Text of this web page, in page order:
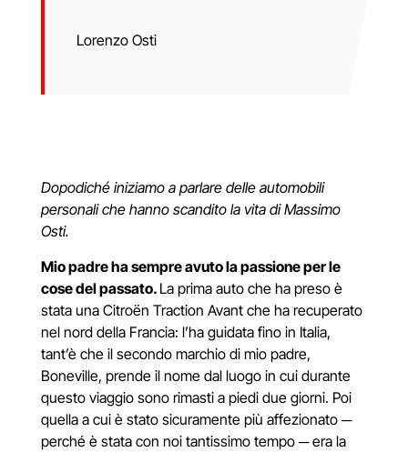
Lorenzo Osti
Dopodiché iniziamo a parlare delle automobili
personali che hanno scandito la vita di Massimo
Osti.
Mio padre ha sempre avuto la passione per le
cose del passato. La prima auto che ha preso è
stata una Citroën Traction Avant che ha recuperato
nel nord della Francia: l’ha guidata fino in Italia,
tant’è che il secondo marchio di mio padre,
Boneville, prende il nome dal luogo in cui durante
questo viaggio sono rimasti a piedi due giorni. Poi
quella a cui è stato sicuramente più affezionato ─
perché è stata con noi tantissimo tempo ─era la